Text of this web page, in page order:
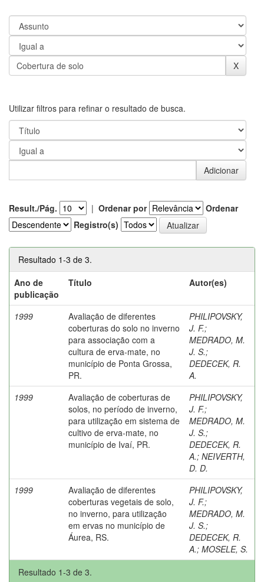
Utilizar filtros para refinar o resultado de busca.
Result./Pág. | Ordenar por
Ordenar
Registro(s)
Resultado 1-3 de 3.
Ano de
publicação
Título Autor(es)
1999
Avaliação de diferentes
coberturas do solo no inverno
para associação com a
cultura de erva-mate, no
município de Ponta Grossa,
PR.
PHILIPOVSKY,
J. F.;
MEDRADO, M.
J. S.;
DEDECEK, R.
A.
1999
Avaliação de coberturas de
solos, no período de inverno,
para utilização em sistema de
cultivo de erva-mate, no
município de Ivaí, PR.
PHILIPOVSKY,
J. F.;
MEDRADO, M.
J. S.;
DEDECEK, R.
A.; NEIVERTH,
D. D.
1999
Avaliação de diferentes
coberturas vegetais de solo,
no inverno, para utilização
em ervas no município de
Áurea, RS.
PHILIPOVSKY,
J. F.;
MEDRADO, M.
J. S.;
DEDECEK, R.
A.; MOSELE, S.
Resultado 1-3 de 3.